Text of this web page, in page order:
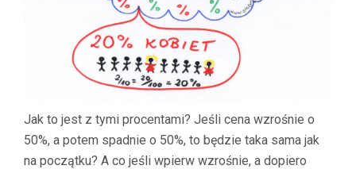
Jak to jest z tymi procentami? Jeśli cena wzrośnie o
50%, a potem spadnie o 50%, to będzie taka sama jak
na początku? A co jeśli wpierw wzrośnie, a dopiero